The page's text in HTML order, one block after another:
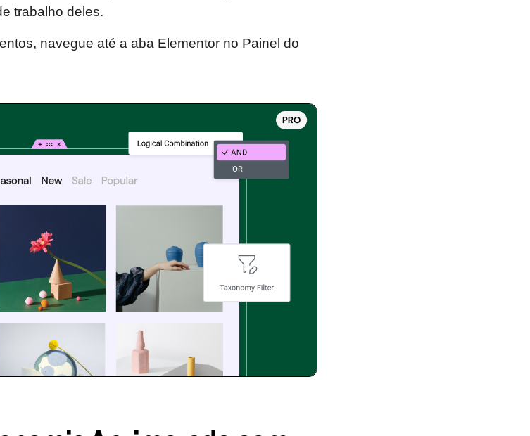
trabalho deles.
navegue até a aba Elementor no Painel do